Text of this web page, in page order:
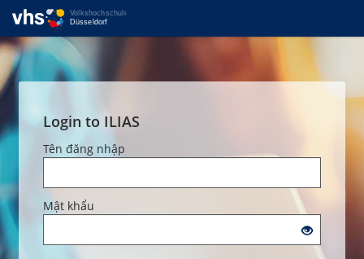
Login to ILIAS
Tên đăng nhập
Mật khẩu